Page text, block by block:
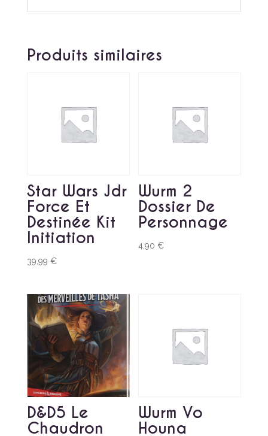
Produits similaires
Star Wars Jdr
Force Et
Destinée Kit
Initiation
39,99 €
Wurm 2
Dossier De
Personnage
4,90€
D&D5 Le
Chaudron
Wurm Vo
Houna